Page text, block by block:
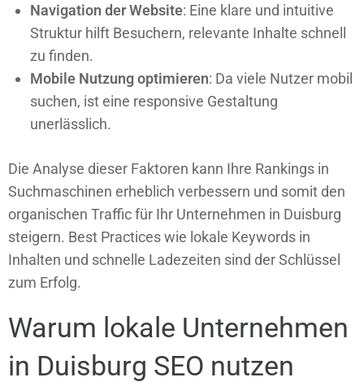
Navigation der Website: Eine klare und intuitive
Struktur hilft Besuchern, relevante Inhalte schnell
zu finden.
Mobile Nutzung optimieren: Da viele Nutzer mobil
suchen, ist eine responsive Gestaltung
unerlässlich.
Die Analyse dieser Faktoren kann Ihre Rankings in
Suchmaschinen erheblich verbessern und somit den
organischen Traffic für Ihr Unternehmen in Duisburg
steigern. Best Practices wie lokale Keywords in
Inhalten und schnelle Ladezeiten sind der Schlüssel
zum Erfolg.
Warum lokale Unternehmen
in Duisburg SEO nutzen